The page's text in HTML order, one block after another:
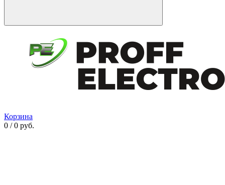
Корзина
0 / 0 руб.